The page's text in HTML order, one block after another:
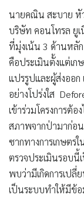
นายคณิน สะบาย หั
บริษัท คอนโทรล ยู
ที่มุ่งเน้น 3 ด้านหลั
คือประเมินตั้งแต่เก
แปรรูปและผู้ส่งออก
อย่างโปร่งใส
เข้าร่วมโครงการ
สภาพจากป่ามาก่อน
ซากทางการเกษตร
ตรวจประเมินรอบนี้
พบว่ามีเกิดการเปลี่
เป็นระบบทำให้มีข้